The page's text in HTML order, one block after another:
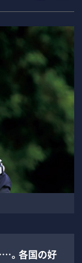
。各国の好